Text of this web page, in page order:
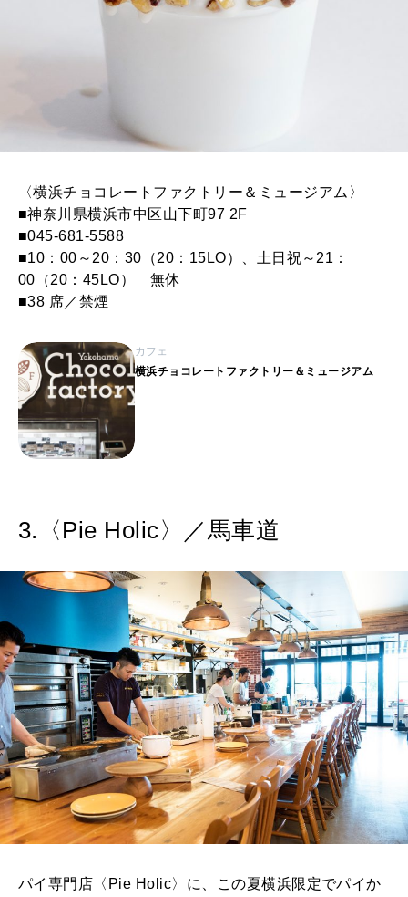
〈横浜チョコレートファクトリー＆ミュージアム〉
■神奈川県横浜市中区山下町97 2F
■045-681-5588
■10：00～20：30（20：15LO）、土日祝～21：
00（20：45LO） 無休
■38 席／禁煙
カフェ
横浜チョコレートファクトリー＆ミュージアム
3.〈Pie Holic〉／馬車道
パイ専門店〈Pie Holic〉に、この夏横浜限定でパイか